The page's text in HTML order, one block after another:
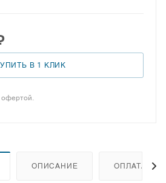
В 1 КЛИК
офертой.
ОПИСАНИЕ ОПЛАТА